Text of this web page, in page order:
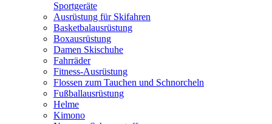
Sportgeräte
Ausrüstung für Skifahren
Basketbalausrüstung
Boxausrüstung
Damen Skischuhe
Fahrräder
Fitness-Ausrüstung
Flossen zum Tauchen und Schnorcheln
Fußballausrüstung
Helme
Kimono